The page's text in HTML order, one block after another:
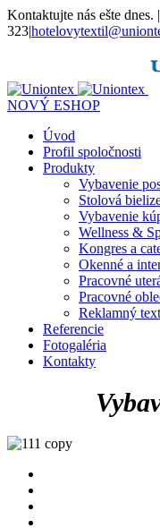
Kontaktujte nás ešte
323|
NOVÝ ESHOP
Úvod
Profil spoločnosti
Produkty
Vybavenie
Stolová
Vybavenie
Wellness &
Kongres a
Okenné a
Pracovné
Pracovné
Reklamný
Referencie
Fotogaléria
Kontakty